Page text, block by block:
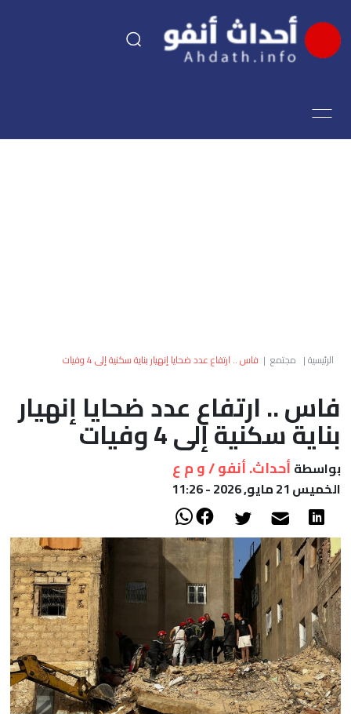
اقتصاد
العالم
أعمدة
الصحراء
الرئيسية| مجتمع | فاس .. ارتفاع عدد ضحايا إنهيار بناية سكنية إلى 4 وفيات
فاس .. ارتفاع عدد ضحايا إنهيار
بناية سكنية إلى 4 وفيات
بواسطة أحداث. أنفو / و م ع
الخميس 21 مايو, 2026 - 11:26